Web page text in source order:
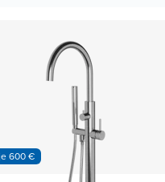
600 €